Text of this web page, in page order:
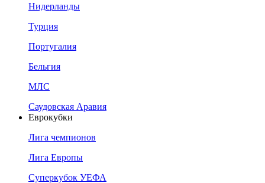
Нидерланды
Турция
Португалия
Бельгия
МЛС
Саудовская Аравия
Еврокубки
Лига чемпионов
Лига Европы
Суперкубок УЕФА